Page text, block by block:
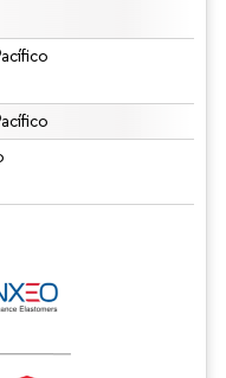
atribuição conforme CC BY 4.0.